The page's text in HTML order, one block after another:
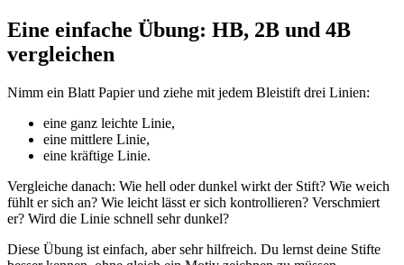
Eine einfache Übung: HB, 2B und 4B
vergleichen
Nimm ein Blatt Papier und ziehe mit jedem Bleistift drei Linien:
eine ganz leichte Linie,
eine mittlere Linie,
eine kräftige Linie.
Vergleiche danach: Wie hell oder dunkel wirkt der Stift? Wie weich
fühlt er sich an? Wie leicht lässt er sich kontrollieren? Verschmiert
er? Wird die Linie schnell sehr dunkel?
Diese Übung ist einfach, aber sehr hilfreich. Du lernst deine Stifte